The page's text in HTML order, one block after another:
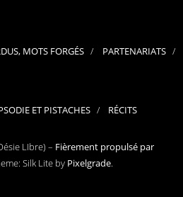
MOTS FORGÉS PARTENARIATS
ET PISTACHES RÉCITS
LIbre) – Fièrement propulsé par
Silk Lite by Pixelgrade.